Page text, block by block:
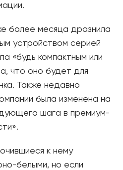
более месяца дразнила
устройством серией
«будь компактным или
что оно будет для
Также недавно
была изменена на
шага в премиум-
к нему
белыми, но если